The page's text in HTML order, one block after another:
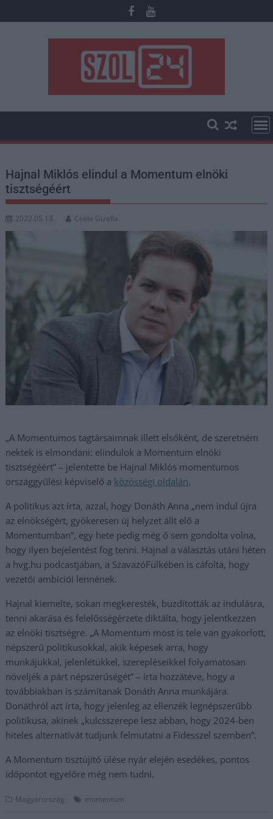
to
Hajnal Miklós elindul a Momentum elnöki
tisztségéért
2022.05.13. Csele Gizella
„A Momentumos tagtársaimnak illett elsőként, de szeretném
nektek is elmondani: elindulok a Momentum elnöki
tisztségéért” – jelentette be Hajnal Miklós momentumos
országgyűlési képviselő a közösségi oldalán.
A politikus azt írta, azzal, hogy Donáth Anna „nem indul újra
az elnökségért, gyökeresen új helyzet állt elő a
Momentumban”, egy hete pedig még ő sem gondolta volna,
hogy ilyen bejelentést fog tenni. Hajnal a választás utáni héten
a hvg.hu podcastjában, a SzavazóFülkében is cáfolta, hogy
vezetői ambíciói lennének.
Hajnal kiemelte, sokan megkeresték, buzdították az indulásra,
tenni akarása és felelősségérzete diktálta, hogy jelentkezzen
az elnöki tisztségre. „A Momentum most is tele van gyakorlott,
népszerű politikusokkal, akik képesek arra, hogy
munkájukkal, jelenlétükkel, szerepléseikkel folyamatosan
növeljék a párt népszerűségét” – írta hozzátéve, hogy a
továbbiakban is számítanak Donáth Anna munkájára.
Donáthról azt írta, hogy jelenleg az ellenzék legnépszerűbb
politikusa, akinek „kulcsszerepe lesz abban, hogy 2024-ben
hiteles alternatívát tudjunk felmutatni a Fidesszel szemben”.
A Momentum tisztújító ülése nyár elején esedékes, pontos
időpontot egyelőre még nem tudni.
Magyarország momentum